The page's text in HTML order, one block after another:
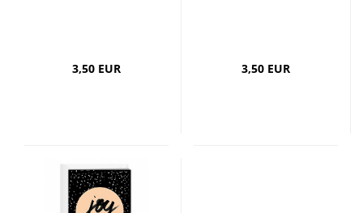
3,50 EUR 3,50 EUR